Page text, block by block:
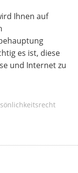
Ihnen auf
es ist, diese
und Internet zu